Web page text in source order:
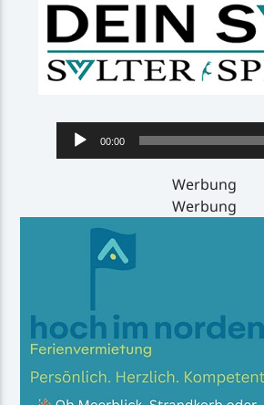
Audio-
Player
00:00
Werbung
Werbung